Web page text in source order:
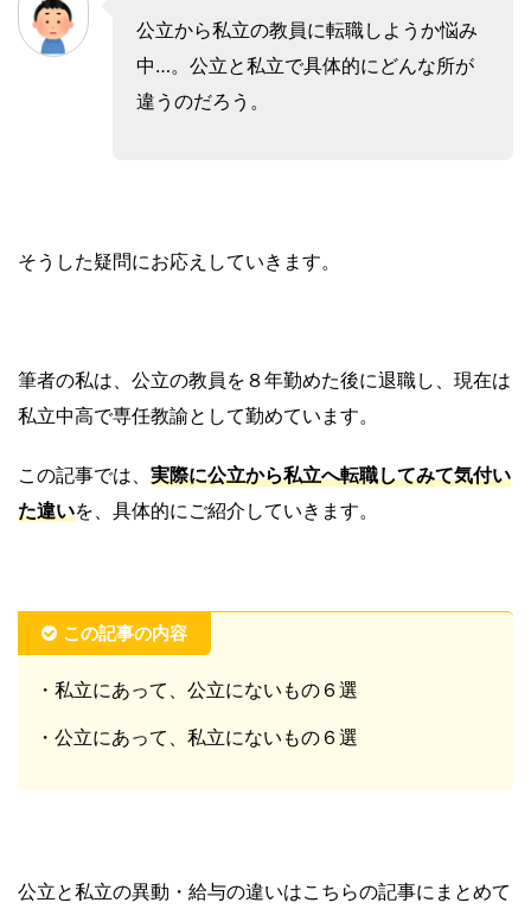
公立から私立の教員に転職しようか悩み
中…。公立と私立で具体的にどんな所が
違うのだろう。
そうした疑問にお応えしていきます。
筆者の私は、公立の教員を８年勤めた後に退職し、現在は
私立中高で専任教諭として勤めています。
この記事では、 実際に公立から私立へ転職してみて気付い
た違いを、具体的にご紹介していきます。
この記事の内容
・私立にあって、公立にないもの６選
・公立にあって、私立にないもの６選
公立と私立の異動・給与の違いはこちらの記事にまとめて